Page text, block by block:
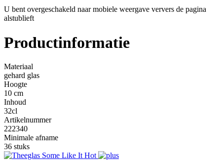
U bent overgeschakeld naar mobiele weergave ververs de pagina
alstublieft
Productinformatie
Materiaal
gehard glas
Hoogte
10 cm
Inhoud
32cl
Artikelnummer
222340
Minimale afname
36 stuks